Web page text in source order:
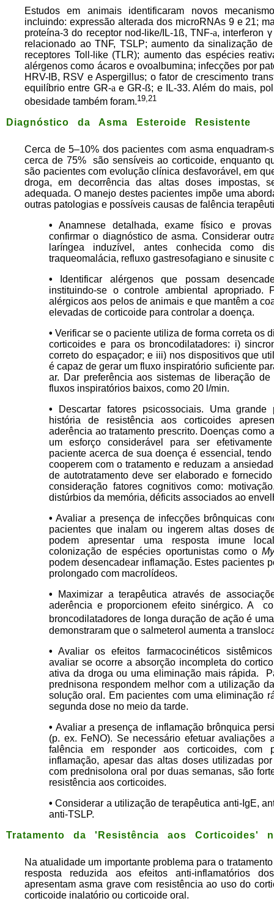
Estudos em animais identificaram novos
incluindo: expressão alterada dos microRNAs 9 e 21;
proteína-3 do receptor nod-like/IL-1ß, TNF-a, interferon
relacionado ao TNF, TSLP; aumento da sinalização
receptores Toll-like (TLR); aumento das espécies
alérgenos como ácaros e ovoalbumina; infecções por
HRV-IB, RSV e Aspergillus; o fator de crescimento
equilíbrio entre GR-a e GR-ß; e IL-33. Além do mais,
obesidade também foram.19,21
Diagnóstico da Asma Esteroide Resistente
Cerca de 5–10% dos pacientes com asma
cerca de 75% são sensíveis ao corticoide, enquanto
são pacientes com evolução clínica desfavorável, em
droga, em decorrência das altas doses impostas,
adequada. O manejo destes pacientes impõe uma
outras patologias e possíveis causas de falência
• Anamnese detalhada, exame físico e
confirmar o diagnóstico de asma. Considerar
laríngea induzível, antes conhecida como
traqueomalácia, refluxo gastresofagiano e sinusite
• Identificar alérgenos que possam
instituindo-se o controle ambiental apropriado.
alérgicos aos pelos de animais e que mantêm a
elevadas de corticoide para controlar a doença.
• Verificar se o paciente utiliza de forma correta os
corticoides e para os broncodilatadores: i)
correto do espaçador; e iii) nos dispositivos que
é capaz de gerar um fluxo inspiratório suficiente
ar. Dar preferência aos sistemas de liberação de
fluxos inspiratórios baixos, como 20 l/min.
• Descartar fatores psicossociais. Uma
história de resistência aos corticoides
aderência ao tratamento prescrito. Doenças como
um esforço considerável para ser
paciente acerca de sua doença é essencial,
cooperem com o tratamento e reduzam a
de autotratamento deve ser elaborado e
consideração fatores cognitivos como:
distúrbios da memória, déficits associados ao
• Avaliar a presença de infecções brônquicas
pacientes que inalam ou ingerem altas doses
podem apresentar uma resposta imune
colonização de espécies oportunistas como o
podem desencadear inflamação. Estes pacientes
prolongado com macrolídeos.
• Maximizar a terapêutica através de
aderência e proporcionem efeito sinérgico. A
broncodilatadores de longa duração de ação é
demonstraram que o salmeterol aumenta a
• Avaliar os efeitos farmacocinéticos
avaliar se ocorre a absorção incompleta do
ativa da droga ou uma eliminação mais rápida.
prednisona respondem melhor com a utilização
solução oral. Em pacientes com uma eliminação
segunda dose no meio da tarde.
•Avaliar a presença de inflamação brônquica
(p. ex. FeNO). Se necessário efetuar avaliações
falência em responder aos corticoides, com
inflamação, apesar das altas doses utilizadas
com prednisolona oral por duas semanas, são
resistência aos corticoides.
• Considerar a utilização de terapêutica anti-IgE,
anti-TSLP.
Tratamento da 'Resistência aos Corticoides'
Na atualidade um importante problema para o
resposta reduzida aos efeitos anti-inflamatórios
apresentam asma grave com resistência ao uso do
corticoide inalatório ou corticoide oral.